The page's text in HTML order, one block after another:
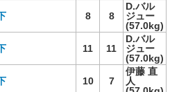
8 8
D.バル
ジュー
(57.0kg)
11 11
D.バル
ジュー
(57.0kg)
10 7
伊藤 直
人